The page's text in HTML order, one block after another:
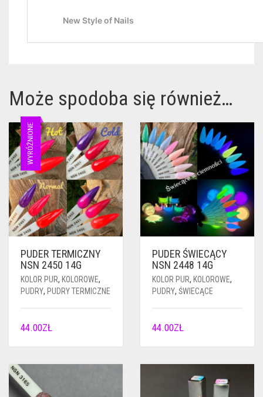
Może spodoba się również…
WYRÓŻNIONE
PUDER TERMICZNY
NSN 2450 14G
KOLOR PUR, KOLOROWE,
PUDRY, PUDRY TERMICZNE
44.00ZŁ
PUDER ŚWIECĄCY
NSN 2448 14G
KOLOR PUR, KOLOROWE,
PUDRY, ŚWIECĄCE
44.00ZŁ